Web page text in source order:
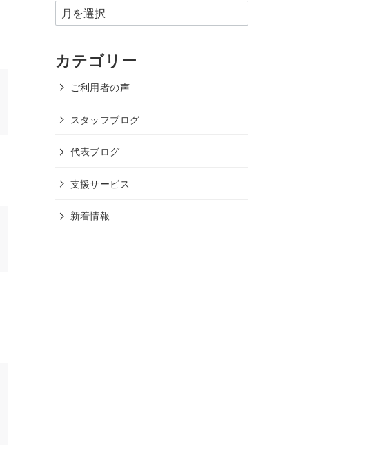
ア
ー
イ
ブ
カテゴリー
ご利用者の声
スタッフブログ
代表ブログ
支援サービス
新着情報